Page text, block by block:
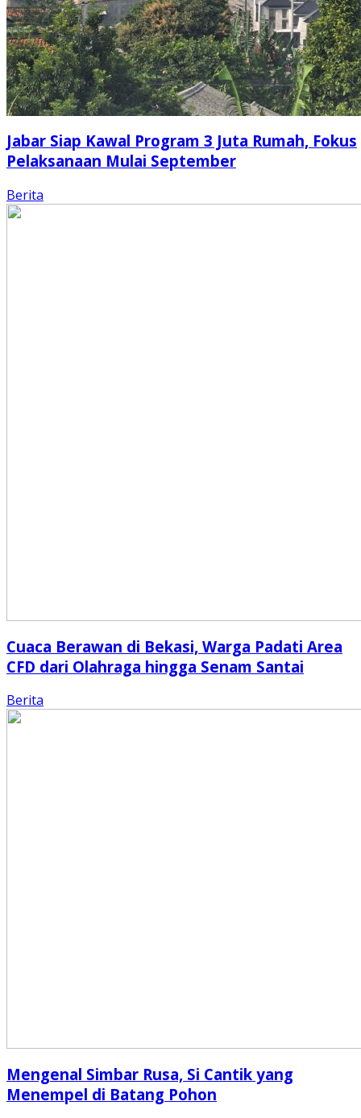
Jabar Siap Kawal Program 3 Juta Rumah, Fokus
Pelaksanaan Mulai September
Berita
Cuaca Berawan di Bekasi, Warga Padati Area
CFD dari Olahraga hingga Senam Santai
Berita
Mengenal Simbar Rusa, Si Cantik yang
Menempel di Batang Pohon